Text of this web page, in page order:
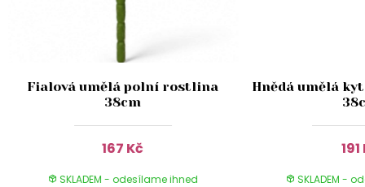
Fialová umělá polní rostlina
38cm
167 Kč
SKLADEM - odesílame ihned
Hnědá umělá
SKLADEM -